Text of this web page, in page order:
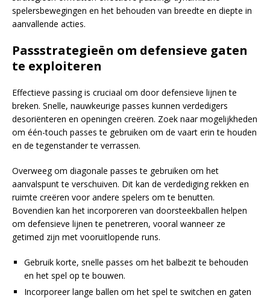
spelersbewegingen en het behouden van breedte en diepte in
aanvallende acties.
Passstrategieën om defensieve gaten
te exploiteren
Effectieve passing is cruciaal om door defensieve lijnen te
breken. Snelle, nauwkeurige passes kunnen verdedigers
desoriënteren en openingen creëren. Zoek naar mogelijkheden
om één-touch passes te gebruiken om de vaart erin te houden
en de tegenstander te verrassen.
Overweeg om diagonale passes te gebruiken om het
aanvalspunt te verschuiven. Dit kan de verdediging rekken en
ruimte creëren voor andere spelers om te benutten.
Bovendien kan het incorporeren van doorsteekballen helpen
om defensieve lijnen te penetreren, vooral wanneer ze
getimed zijn met vooruitlopende runs.
Gebruik korte, snelle passes om het balbezit te behouden
en het spel op te bouwen.
Incorporeer lange ballen om het spel te switchen en gaten